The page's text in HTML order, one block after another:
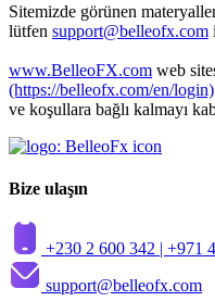
Sitemizde görünen
lütfen support@belleofx.com
www.BelleoFX.com web
(https://belleofx.com/en/login)
ve koşullara bağlı kalmayı
Bize ulaşın
+230 2 600 342 | +971
support@belleofx.com